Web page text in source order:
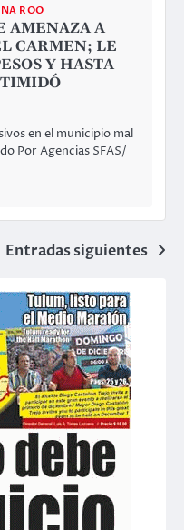
ROO
AMENAZA A
CARMEN; LE
Y HASTA
en el municipio mal
Por Agencias SFAS/
Entradas siguientes